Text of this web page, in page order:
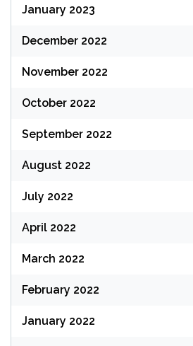
January 2023
December 2022
November 2022
October 2022
September 2022
August 2022
July 2022
April 2022
March 2022
February 2022
January 2022